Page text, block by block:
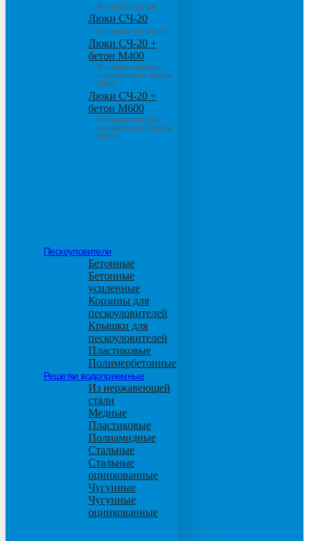
Из серого чугуна
Люки СЧ-20
Из серого чугуна 20
Люки СЧ-20 +
бетон М400
Из серого чугуна с
основанием из бетона
М400
Люки СЧ-20 +
бетон М600
Из серого чугуна с
основанием из бетона
М600
Пескоуловители
Бетонные
Бетонные
усиленные
Корзины для
пескоуловителей
Крышки для
пескоуловителей
Пластиковые
Полимербетонные
Решетки водоприемные
Из нержавеющей
стали
Медные
Пластиковые
Полиамидные
Стальные
Стальные
оцинкованные
Чугунные
Чугунные
оцинкованные